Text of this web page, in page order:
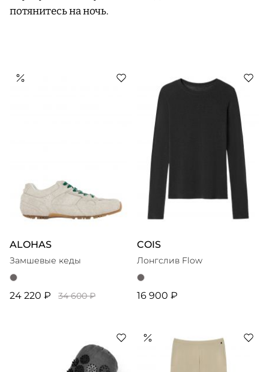
потянитесь на ночь.
ALOHAS
Замшевые кеды
24 220 ₽ 34 600 ₽
COIS
Лонгслив Flow
16 900 ₽